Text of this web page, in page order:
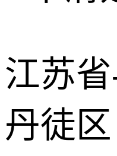
江苏
丹徒区